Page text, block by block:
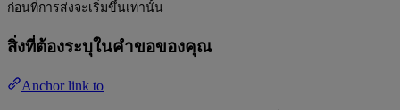
ก่อนที่การส่งจะเริ่มขึ้นเท่านั้น
สิ่งที่ต้องระบุในคำขอของคุณ
Anchor link to